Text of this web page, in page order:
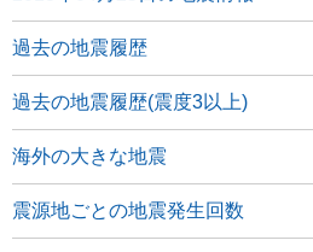
過去の地震履歴
過去の地震履歴(震度3以上)
海外の大きな地震
震源地ごとの地震発生回数